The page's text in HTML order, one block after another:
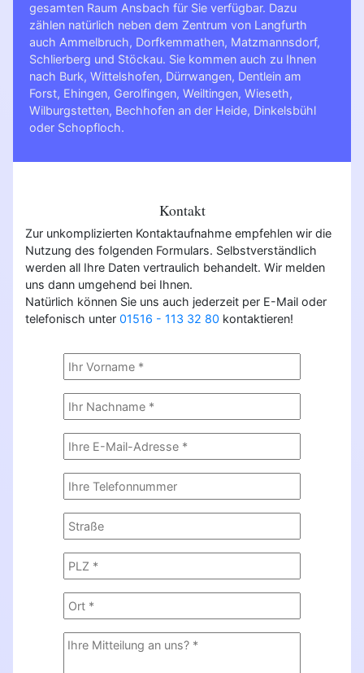
gesamten Raum Ansbach für Sie verfügbar. Dazu
zählen natürlich neben dem Zentrum von Langfurth
auch Ammelbruch, Dorfkemmathen, Matzmannsdorf,
Schlierberg und Stöckau. Sie kommen auch zu Ihnen
nach Burk, Wittelshofen, Dürrwangen, Dentlein am
Forst, Ehingen, Gerolfingen, Weiltingen, Wieseth,
Wilburgstetten, Bechhofen an der Heide, Dinkelsbühl
oder Schopfloch.
Kontakt
Zur unkomplizierten Kontaktaufnahme empfehlen wir die
Nutzung des folgenden Formulars. Selbstverständlich
werden all Ihre Daten vertraulich behandelt. Wir melden
uns dann umgehend bei Ihnen.
Natürlich können Sie uns auch jederzeit per E-Mail oder
telefonisch unter 01516 - 113 32 80 kontaktieren!